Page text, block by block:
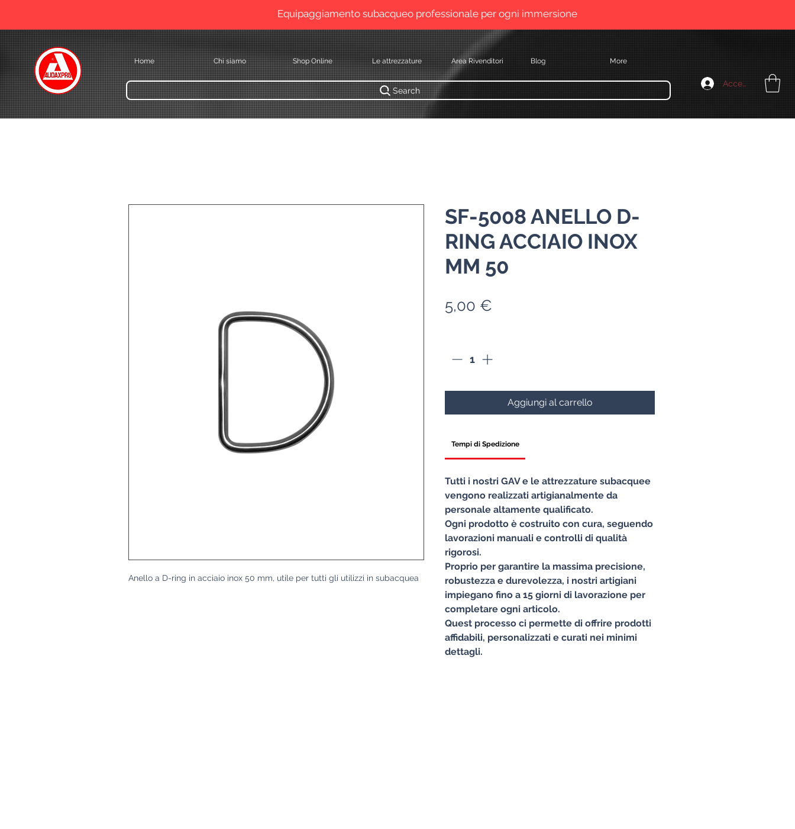
Equipaggiamento subacqueo professionale per ogni immersione
Home Chi siamo Shop Online Le attrezzature Area Rivenditori Blog More
Search
Accedi
Anello a D-ring in acciaio inox 50 mm, utile per tutti gli utilizzi in subacquea
SF-5008 ANELLO D-
RING ACCIAIO INOX
MM 50
5,00 €
Aggiungi al carrello
Tempi di Spedizione
Tutti i nostri GAV e le attrezzature subacquee
vengono realizzati artigianalmente da
personale altamente qualificato.
Ogni prodotto è costruito con cura, seguendo
lavorazioni manuali e controlli di qualità
rigorosi.
Proprio per garantire la massima precisione,
robustezza e durevolezza, i nostri artigiani
impiegano fino a 15 giorni di lavorazione per
completare ogni articolo.
Quest processo ci permette di offrire prodotti
affidabili, personalizzati e curati nei minimi
dettagli.